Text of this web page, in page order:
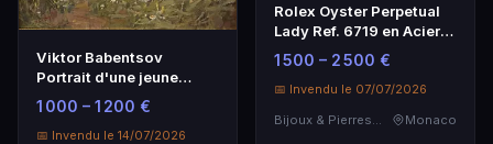
Viktor Babentsov
Portrait d'une jeune
femme - Art
contemporain
1 000 – 1 200 €
📅 Invendu le 14/07/2026
Rolex Oyster Perpetual
Lady Ref. 6719 en Acier
et Or - Élégance
intemporelle
1 500 – 2 500 €
📅 Invendu le 07/07/2026
Monaco